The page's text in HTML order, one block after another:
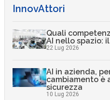
InnovAttori
Quali
AI nello spazio:
22 Lug 2026
AI in azienda,
cambiamento è
sicurezza
10 Lug 2026